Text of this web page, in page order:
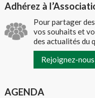
Adhérez à
Pour partager
vos souhaits et
des actualités du
Rejoignez-
AGENDA